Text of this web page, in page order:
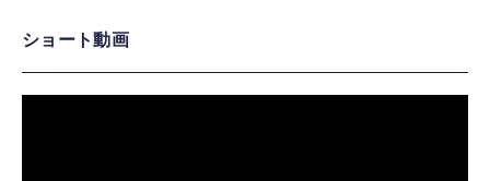
ショート動画